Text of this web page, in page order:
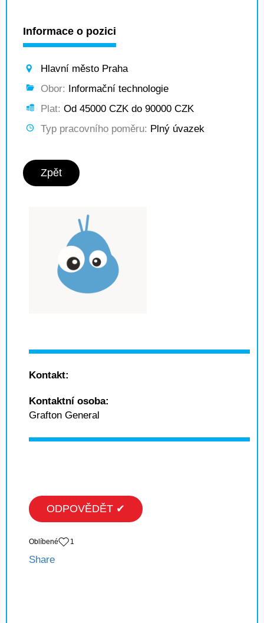
Informace o pozici
Hlavní město Praha
Obor: Informační technologie
Plat: Od 45000 CZK do 90000 CZK
Typ pracovního poměru: Plný úvazek
Zpět
Kontakt:
Kontaktní osoba:
Grafton General
ODPOVĚDĚT ✔
Oblíbené 1
Share